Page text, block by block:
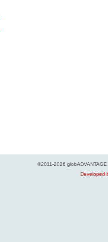
©2011-2026
Developed